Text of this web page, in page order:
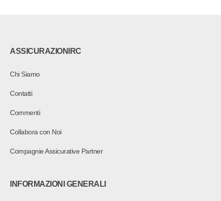
ASSICURAZIONIRC
Chi Siamo
Contatti
Commenti
Collabora con Noi
Compagnie Assicurative Partner
INFORMAZIONI GENERALI